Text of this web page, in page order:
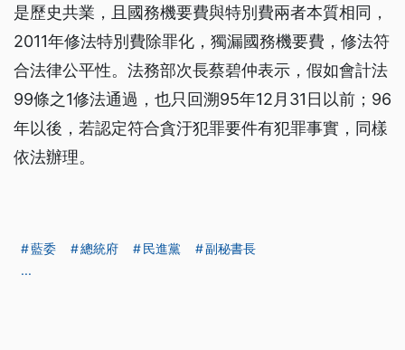
是歷史共業，且國務機要費與特別費兩者本質相同，
2011年修法特別費除罪化，獨漏國務機要費，修法符
合法律公平性。法務部次長蔡碧仲表示，假如會計法
99條之1修法通過，也只回溯95年12月31日以前；96
年以後，若認定符合貪汙犯罪要件有犯罪事實，同樣
依法辦理。
藍委 總統府 民進黨
副秘書長
...